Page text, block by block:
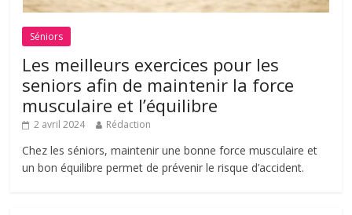
Séniors
Les meilleurs exercices pour les
seniors afin de maintenir la force
musculaire et l’équilibre
2 avril 2024 Rédaction
Chez les séniors, maintenir une bonne force musculaire et
un bon équilibre permet de prévenir le risque d’accident.